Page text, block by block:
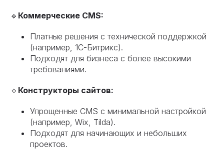
🔹 Коммерческие CMS:
Платные решения с технической поддержкой
(например, 1C-Битрикс).
Подходят для бизнеса с более высокими
требованиями.
🔹 Конструкторы сайтов:
Упрощенные CMS с минимальной настройкой
(например, Wix, Tilda).
Подходят для начинающих и небольших
проектов.